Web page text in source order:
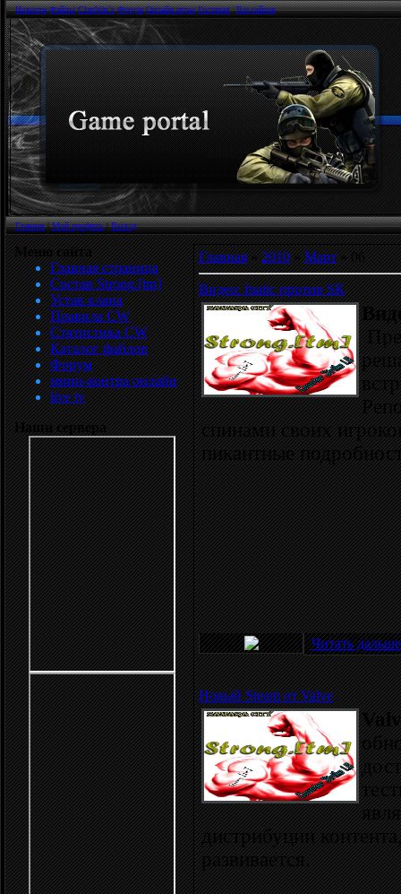
Новости Файлы ClanWar`s Форум Онлайн игры Гостевая Топ сайтов
Главная|Мой профиль|Выход
Меню сайта
Главная страница
Состав Strong.[tm]
Устав клана
Правила CW
Статистика CW
Каталог файлов
Форум
мини-контра онлайн
live tv
Наши сервера
Главная»2010 » Март » 06
Видео: fnatic против SK
спинами своих
пикантные
Читать дальше
Новый Steam от Valve
дистрибуции
развивается.